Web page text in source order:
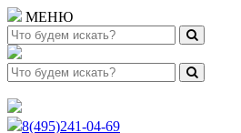
МЕНЮ
8(495)241-04-69